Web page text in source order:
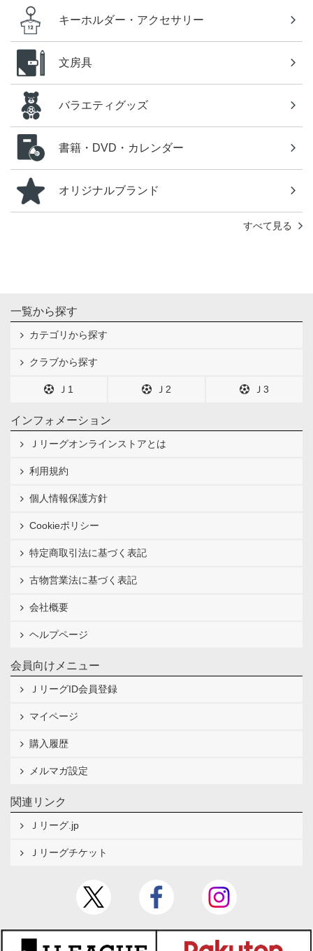
キーホルダー・アクセサリー
文房具
バラエティグッズ
書籍・DVD・カレンダー
オリジナルブランド
すべて見る
一覧から探す
カテゴリから探す
クラブから探す
Ｊ1 Ｊ2 Ｊ3
インフォメーション
Ｊリーグオンラインストアとは
利用規約
個人情報保護方針
Cookieポリシー
特定商取引法に基づく表記
古物営業法に基づく表記
会社概要
ヘルプページ
会員向けメニュー
ＪリーグID会員登録
マイページ
購入履歴
メルマガ設定
関連リンク
Ｊリーグ.jp
Ｊリーグチケット